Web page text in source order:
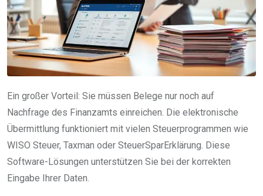
Ein großer Vorteil: Sie müssen Belege nur noch auf
Nachfrage des Finanzamts einreichen. Die elektronische
Übermittlung funktioniert mit vielen Steuerprogrammen wie
WISO Steuer, Taxman oder SteuerSparErklärung. Diese
Software-Lösungen unterstützen Sie bei der korrekten
Eingabe Ihrer Daten.